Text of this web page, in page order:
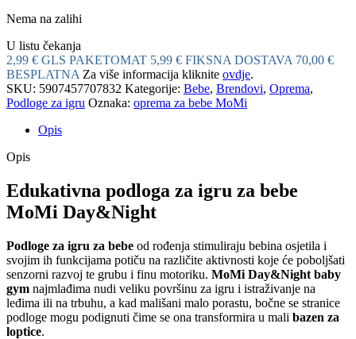
Nema na zalihi
U listu čekanja
2,99 € GLS PAKETOMAT 5,99 € FIKSNA DOSTAVA 70,00 €
BESPLATNA Za više informacija kliknite ovdje.
SKU: 5907457707832 Kategorije: Bebe, Brendovi, Oprema,
Podloge za igru Oznaka: oprema za bebe MoMi
Opis
Opis
Edukativna podloga za igru za bebe
MoMi Day&Night
Podloge za igru za bebe od rođenja stimuliraju bebina osjetila i
svojim ih funkcijama potiču na različite aktivnosti koje će poboljšati
senzorni razvoj te grubu i finu motoriku. MoMi Day&Night baby
gym najmlađima nudi veliku površinu za igru i istraživanje na
leđima ili na trbuhu, a kad mališani malo porastu, bočne se stranice
podloge mogu podignuti čime se ona transformira u mali bazen za
loptice.